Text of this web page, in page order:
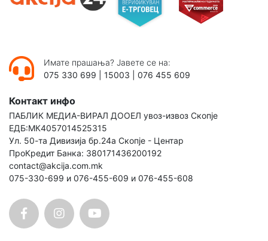
Имате прашања? Јавете се на:
075 330 699
15003 076 455 609
Контакт инфо
ПАБЛИК МЕДИА-ВИРАЛ ДООЕЛ увоз-извоз Скопје
ЕДБ:МК4057014525315
Ул. 50-та Дивизија бр.24а Скопје - Центар
ПроКредит Банка: 380171436200192
contact@akcija.com.mk
075-330-699 и 076-455-609 и 076-455-608